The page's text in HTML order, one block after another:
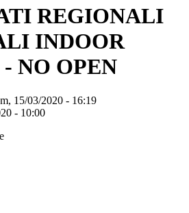
REGIONALI
INDOOR
NO OPEN
15/03/2020 - 16:19
- 10:00